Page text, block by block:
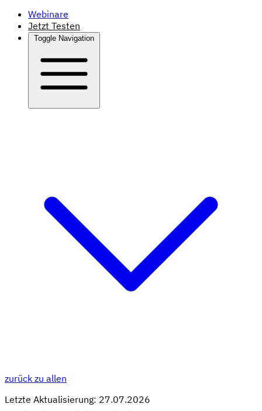
Webinare
Jetzt Testen
Toggle Navigation
zurück zu allen
Letzte Aktualisierung: 27.07.2026